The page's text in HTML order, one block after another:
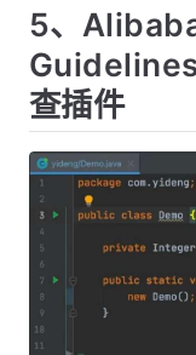
5、
查插件